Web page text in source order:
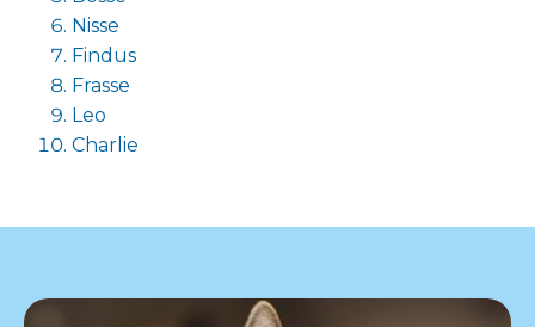
Nisse
Findus
Frasse
Leo
Charlie